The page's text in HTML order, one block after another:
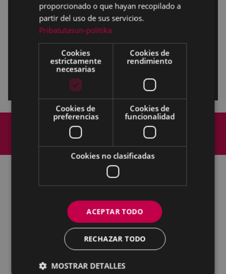
Mapa del Sitio
Aviso legal
Accesibilidad
Eibarko Udala - Untzaga plaza, 1 | 20600 Eibar
Tfnoa.: 943 70 84 00 / 010 | Faxa: 943 70 84 16 |
pegora@eibar.eus
IFZ: P2003100A | DIR3 L01200300
proporcionado o que hayan recopilado a
partir del uso de sus servicios.
Pribatutasun-politika
Cookies
estrictamente
necesarias
Cookies de
rendimiento
Cookies de
preferencias
Cookies de
funcionalidad
Cookies no clasificadas
ACEPTAR TODO
RECHAZAR TODO
MOSTRAR DETALLES